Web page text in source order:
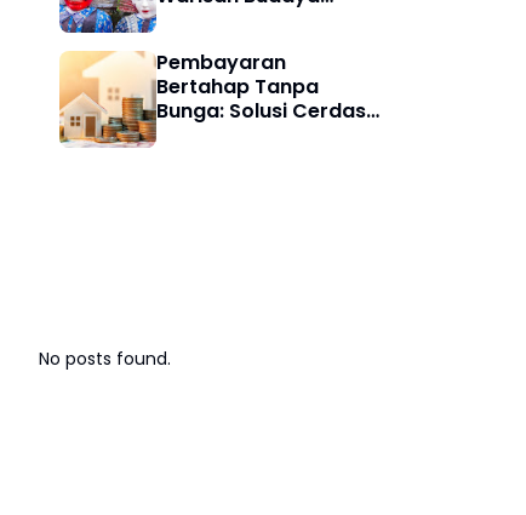
Pembayaran
Bertahap Tanpa
Bunga: Solusi Cerdas
No posts found.